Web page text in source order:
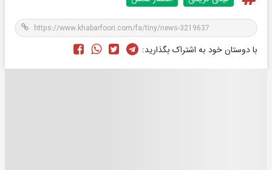
با دوستان خود به اشتراک بگذارید: